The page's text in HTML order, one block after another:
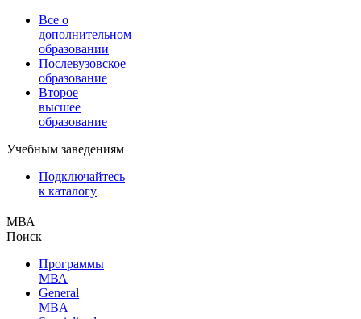
Все о
дополнительном
образовании
Послевузовское
образование
Второе
высшее
образование
Учебным заведениям
Подключайтесь
к каталогу
МВА
Поиск
Программы
МВА
General
MBA